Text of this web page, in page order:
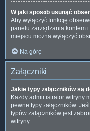
W jaki sposób usunąć
Aby wyłączyć funkcję
panelu zarządzania kontem i
miejscu można wyłączyć
Na górę
Załączniki
Jakie typy załączników są
Każdy administrator witryny
pewne typy załączników.
typów załączników jest
witryny.